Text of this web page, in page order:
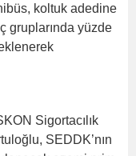
koltuk adedine
gruplarında yüzde
Sigortacılık
SEDDK’nın